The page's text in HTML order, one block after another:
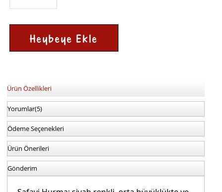
Ürün Özellikleri
Yorumlar(5)
Ödeme Seçenekleri
Ürün Önerileri
Gönderim